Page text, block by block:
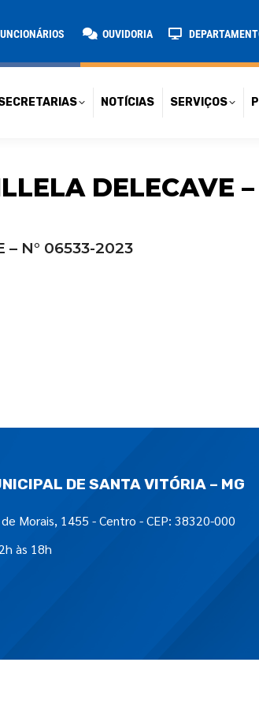
OUVIDORIA
NOTÍCIAS SERVIÇOS
DELECAVE
– N° 06533-2023
DE SANTA VITÓRIA – MG
Morais, 1455 - Centro - CEP: 38320-000
às 18h